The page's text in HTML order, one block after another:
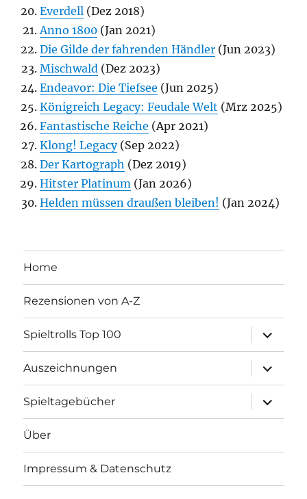
Everdell (Dez 2018)
Anno 1800 (Jan 2021)
Die Gilde der fahrenden Händler (Jun 2023)
Mischwald (Dez 2023)
Endeavor: Die Tiefsee (Jun 2025)
Königreich Legacy: Feudale Welt (Mrz 2025)
Fantastische Reiche (Apr 2021)
Klong! Legacy(Sep 2022)
Der Kartograph (Dez 2019)
Hitster Platinum (Jan 2026)
Helden müssen draußen bleiben! (Jan 2024)
Home
Rezensionen von A-Z
Spieltrolls Top 100
öffnen
Auszeichnungen
öffnen
Spieltagebücher
öffnen
Über
Impressum & Datenschutz